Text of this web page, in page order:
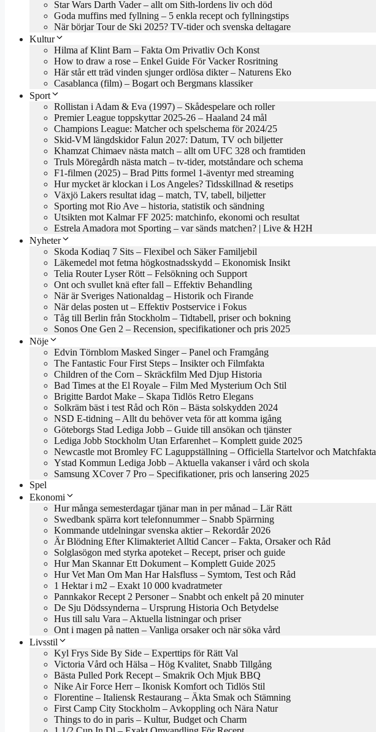
Star Wars Darth Vader – allt om Sith-lordens liv och död
Goda muffins med fyllning – 5 enkla recept och fyllningstips
När börjar Tour de Ski 2025? TV-tider och svenska deltagare
Kultur
Hilma af Klint Barn – Fakta Om Privatliv Och Konst
How to draw a rose – Enkel Guide För Vacker Rosritning
Här står ett träd vinden sjunger ordlösa dikter – Naturens Eko
Casablanca (film) – Bogart och Bergmans klassiker
Sport
Rollistan i Adam & Eva (1997) – Skådespelare och roller
Premier League toppskyttar 2025-26 – Haaland 24 mål
Champions League: Matcher och spelschema för 2024/25
Skid-VM längdskidor Falun 2027: Datum, TV och biljetter
Khamzat Chimaev nästa match – allt om UFC 328 och framtiden
Truls Möregårdh nästa match – tv-tider, motståndare och schema
F1-filmen (2025) – Brad Pitts formel 1-äventyr med streaming
Hur mycket är klockan i Los Angeles? Tidsskillnad & resetips
Växjö Lakers resultat idag – match, TV, tabell, biljetter
Sporting mot Rio Ave – historia, statistik och sändning
Utsikten mot Kalmar FF 2025: matchinfo, ekonomi och resultat
Estrela Amadora mot Sporting – var sänds matchen? | Live & H2H
Nyheter
Skoda Kodiaq 7 Sits – Flexibel och Säker Familjebil
Läkemedel mot fetma högkostnadsskydd – Ekonomisk Insikt
Telia Router Lyser Rött – Felsökning och Support
Ont och svullet knä efter fall – Effektiv Behandling
När är Sveriges Nationaldag – Historik och Firande
När delas posten ut – Effektiv Postservice i Fokus
Tåg till Berlin från Stockholm – Tidtabell, priser och bokning
Sonos One Gen 2 – Recension, specifikationer och pris 2025
Nöje
Edvin Törnblom Masked Singer – Panel och Framgång
The Fantastic Four First Steps – Insikter och Filmfakta
Children of the Corn – Skräckfilm Med Djup Historia
Bad Times at the El Royale – Film Med Mysterium Och Stil
Brigitte Bardot Make – Skapa Tidlös Retro Elegans
Solkräm bäst i test Råd och Rön – Bästa solskydden 2024
NSD E-tidning – Allt du behöver veta för att komma igång
Göteborgs Stad Lediga Jobb – Guide till ansökan och tjänster
Lediga Jobb Stockholm Utan Erfarenhet – Komplett guide 2025
Newcastle mot Bromley FC Laguppställning – Officiella Startelvor och Matchfakta
Ystad Kommun Lediga Jobb – Aktuella vakanser i vård och skola
Samsung XCover 7 Pro – Specifikationer, pris och lansering 2025
Spel
Ekonomi
Hur många semesterdagar tjänar man in per månad – Lär Rätt
Swedbank spärra kort telefonnummer – Snabb Spärrning
Kommande utdelningar svenska aktier – Rekordår 2026
Är Blödning Efter Klimakteriet Alltid Cancer – Fakta, Orsaker och Råd
Solglasögon med styrka apoteket – Recept, priser och guide
Hur Man Skannar Ett Dokument – Komplett Guide 2025
Hur Vet Man Om Man Har Halsfluss – Symtom, Test och Råd
1 Hektar i m2 – Exakt 10 000 kvadratmeter
Pannkakor Recept 2 Personer – Snabbt och enkelt på 20 minuter
De Sju Dödssynderna – Ursprung Historia Och Betydelse
Hus till salu Vara – Aktuella listningar och priser
Ont i magen på natten – Vanliga orsaker och när söka vård
Livsstil
Kyl Frys Side By Side – Experttips för Rätt Val
Victoria Vård och Hälsa – Hög Kvalitet, Snabb Tillgång
Bästa Pulled Pork Recept – Smakrik Och Mjuk BBQ
Nike Air Force Herr – Ikonisk Komfort och Tidlös Stil
Florentine – Italiensk Restaurang – Äkta Smak och Stämning
First Camp City Stockholm – Avkoppling och Nära Natur
Things to do in paris – Kultur, Budget och Charm